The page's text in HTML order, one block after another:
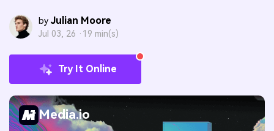
by Julian Moore
Jul 03, 26 · 19 min(s)
Try It Online
Media.io